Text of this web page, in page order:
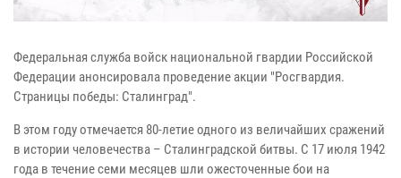
Федеральная служба войск национальной гвардии Российской
Федерации анонсировала проведение акции "Росгвардия.
Страницы победы: Сталинград".
В этом году отмечается 80-летие одного из величайших сражений
в истории человечества – Сталинградской битвы. С 17 июля 1942
года в течение семи месяцев шли ожесточенные бои на